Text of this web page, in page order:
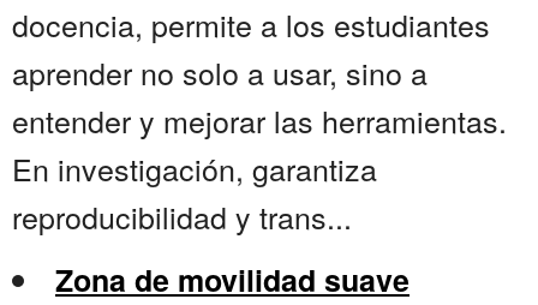
docencia, permite a los estudiantes
aprender no solo a usar, sino a
entender y mejorar las herramientas.
En investigación, garantiza
reproducibilidad y trans...
Zona de movilidad suave